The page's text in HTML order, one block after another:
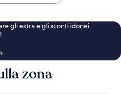
gli extra e gli sconti idonei.
zona